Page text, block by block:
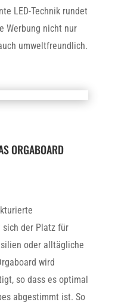
LED-Technik rundet
Werbung nicht nur
umweltfreundlich.
ORGABOARD
der Platz für
oder alltägliche
wird
so dass es optimal
abgestimmt ist. So